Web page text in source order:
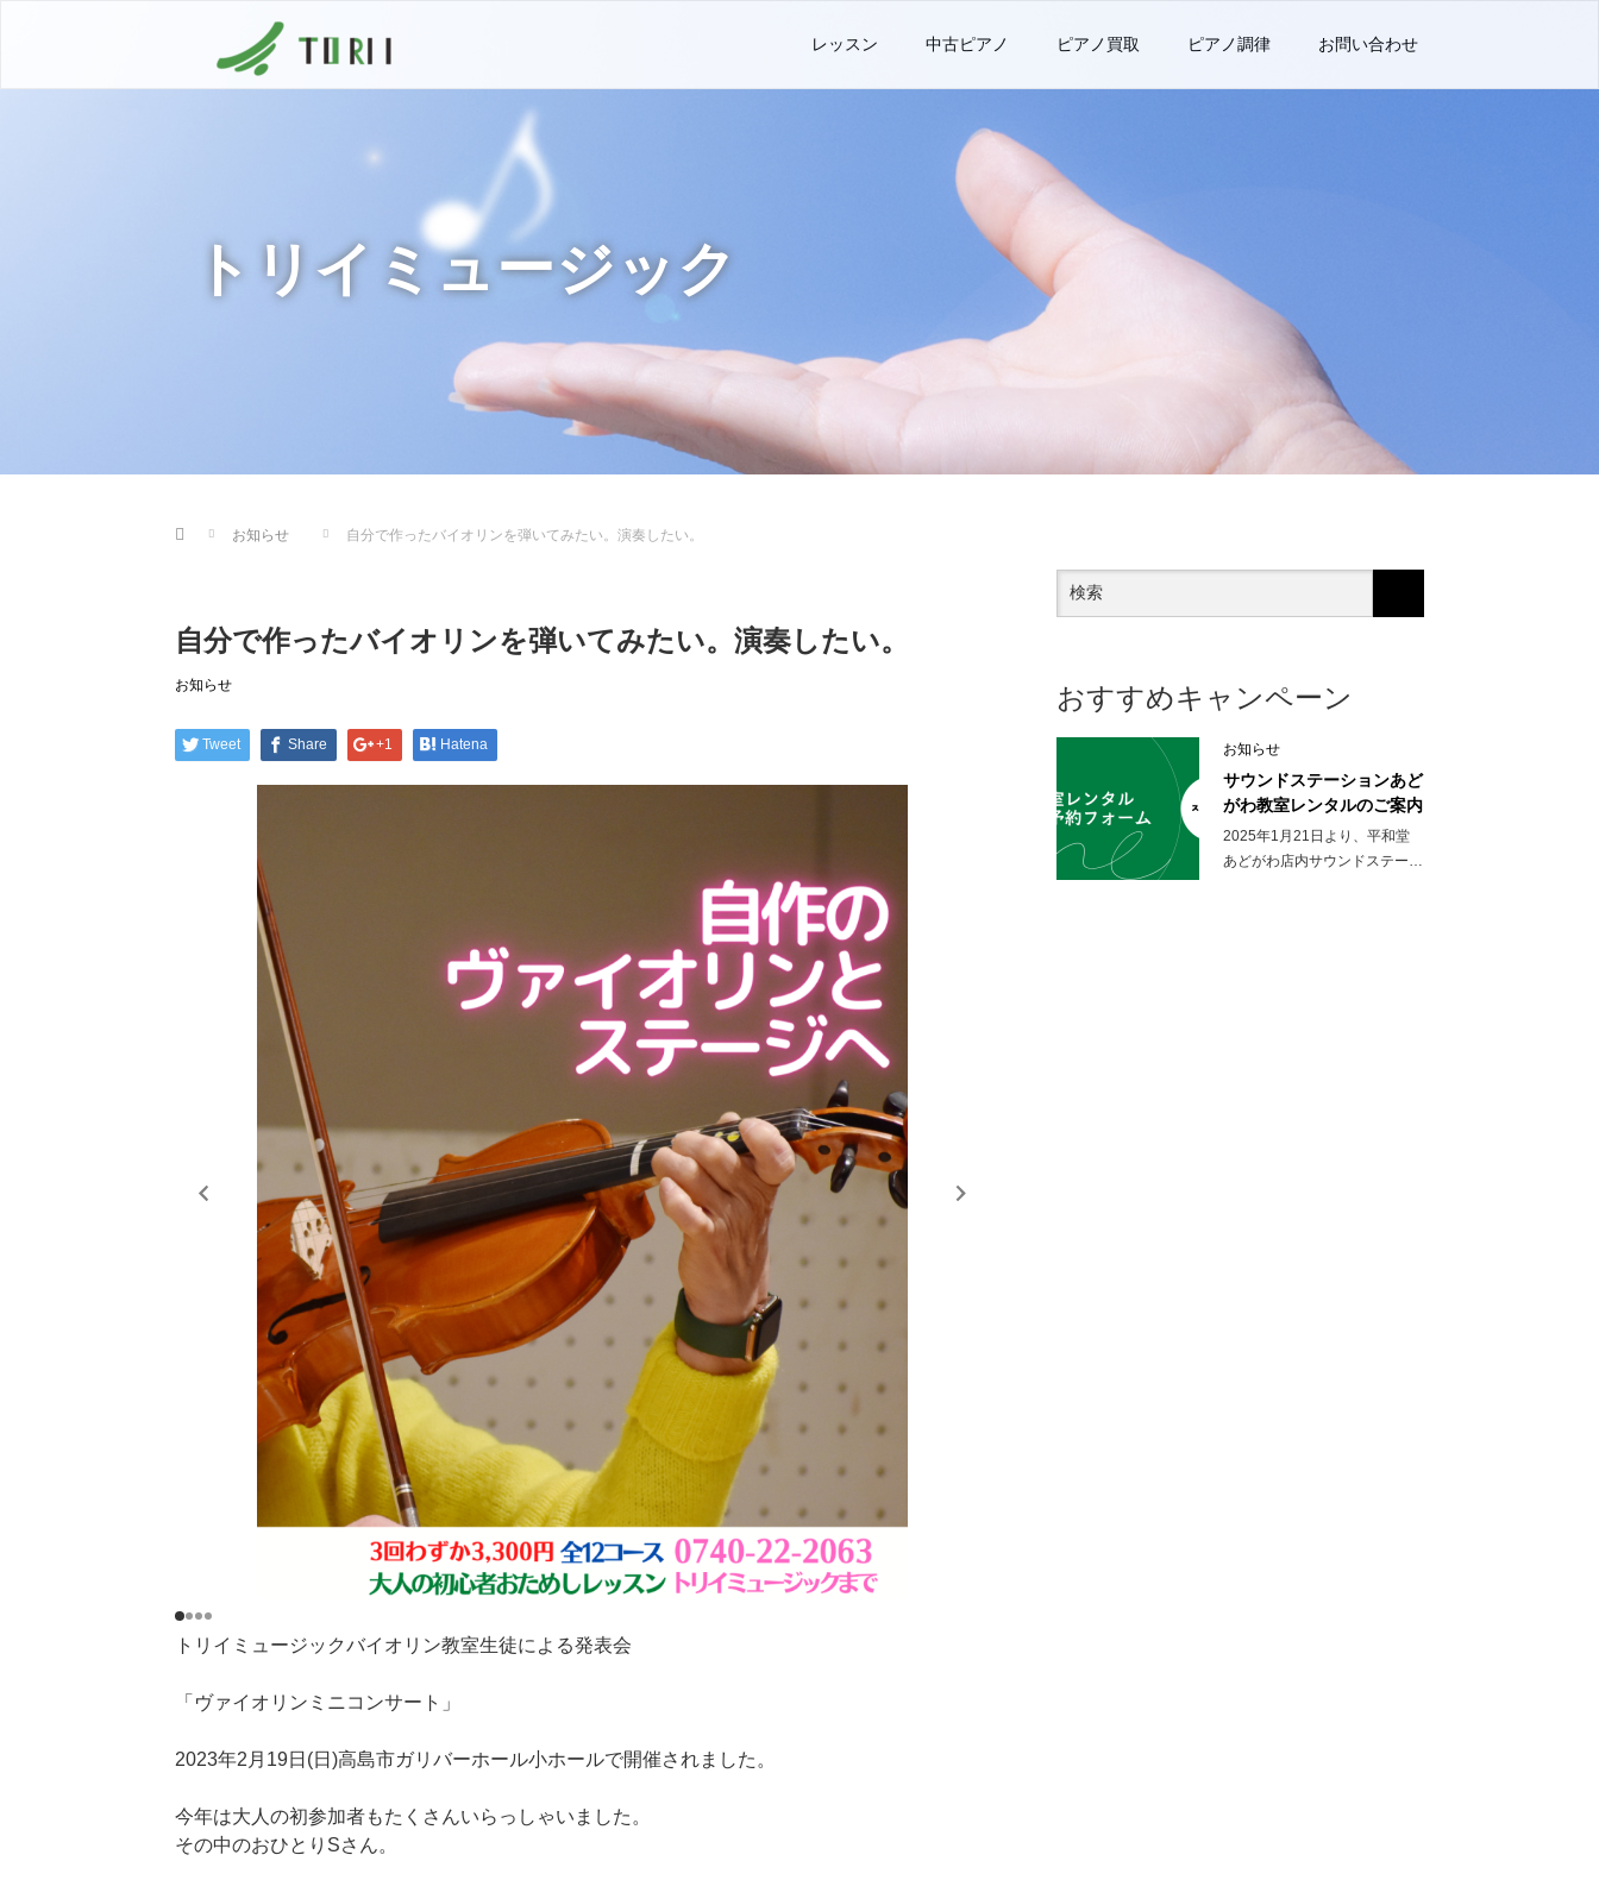
レッスン 中古ピアノ ピアノ買取 ピアノ調律 お問い合わせ
トリイミュージック
Home お知らせ 自分で作ったバイオリンを弾いてみたい。演奏したい。
自分で作ったバイオリンを弾いてみたい。演奏したい。
お知らせ
Tweet Share +1 Hatena
トリイミュージックバイオリン教室生徒による発表会
「ヴァイオリンミニコンサート」
2023年2月19日(日)高島市ガリバーホール小ホールで開催されました。
今年は大人の初参加者もたくさんいらっしゃいました。
その中のおひとりSさん。
おすすめキャンペーン
お知らせ
サウンドステーションあど
がわ教室レンタルのご案内
2025年1月21日より、平和堂
あどがわ店内サウンドステー…